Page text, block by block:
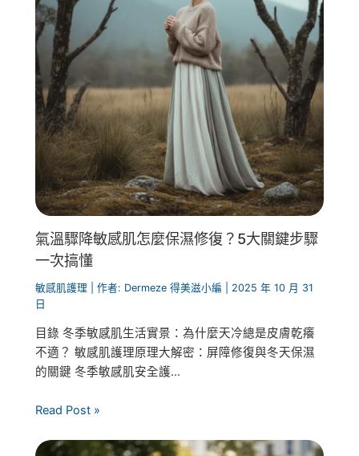
氣溫驟降敏感肌怎麼保濕修復？5大關鍵步驟
一次搞懂
敏感肌護理 | 作者: Dermeze 得美滋小編
2025 年 10 月 31
日
目錄 冬季敏感肌生活實景：為什麼天冷總是皮膚乾癢
不適？ 敏感肌護理原理大解密：屏障修復與冬天保濕
的關鍵 冬季敏感肌安全護...
Read Post »